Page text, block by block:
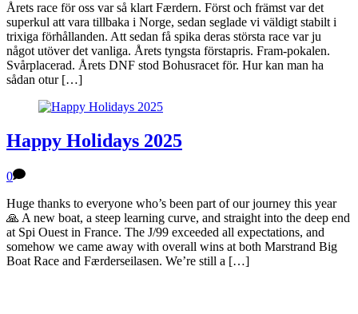
Årets race för oss var så klart Færdern. Först och främst var det
superkul att vara tillbaka i Norge, sedan seglade vi väldigt stabilt i
trixiga förhållanden. Att sedan få spika deras största race var ju
något utöver det vanliga. Årets tyngsta förstapris. Fram-pokalen.
Svårplacerad. Årets DNF stod Bohusracet för. Hur kan man ha
sådan otur […]
Happy Holidays 2025
0
Huge thanks to everyone who’s been part of our journey this year
🙏 A new boat, a steep learning curve, and straight into the deep end
at Spi Ouest in France. The J/99 exceeded all expectations, and
somehow we came away with overall wins at both Marstrand Big
Boat Race and Færderseilasen. We’re still a […]